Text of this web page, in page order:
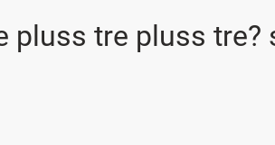
pluss tre pluss tre?